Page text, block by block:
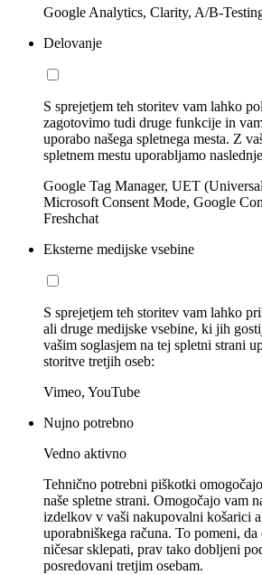
Google Analytics, Clarity, A/B-
Delovanje
S sprejetjem teh storitev vam lahko
zagotovimo tudi druge funkcije in
uporabo našega spletnega mesta. Z
spletnem mestu uporabljamo
Google Tag Manager, UET
Microsoft Consent Mode, Google
Freshchat
Eksterne medijske vsebine
S sprejetjem teh storitev vam lahko
ali druge medijske vsebine, ki jih
vašim soglasjem na tej spletni strani
storitve tretjih oseb:
Vimeo, YouTube
Nujno potrebno
Vedno aktivno
Tehnično potrebni piškotki
naše spletne strani. Omogočajo vam
izdelkov v vaši nakupovalni košarici
uporabniškega računa. To pomeni, da
ničesar sklepati, prav tako dobljeni
posredovani tretjim osebam.